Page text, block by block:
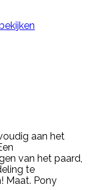
aan het
van het paard,
te
Maat. Pony